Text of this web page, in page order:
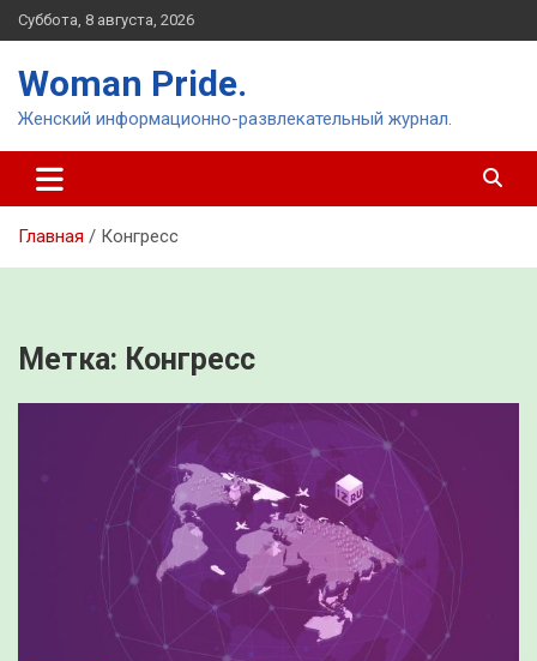
Перейти
к
Суббота, 8 августа, 2026
Woman Pride.
Женский информационно-развлекательный журнал.
Главная Конгресс
Метка: Конгресс